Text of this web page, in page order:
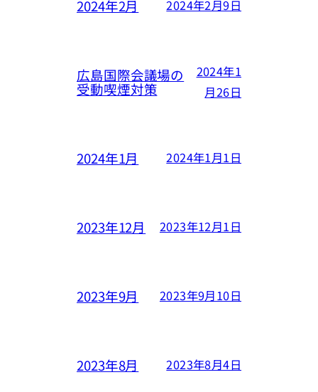
2024年2月 2024年2月9日
広島国際会議場の
受動喫煙対策
2024年1
月26日
2024年1月 2024年1月1日
2023年12月 2023年12月1日
2023年9月 2023年9月10日
2023年8月 2023年8月4日